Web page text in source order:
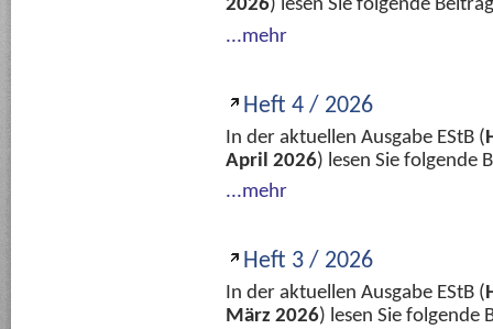
2026) lesen Sie folgende
...mehr
Heft 4 / 2026
In der aktuellen Ausgabe EStB (
April 2026) lesen Sie folgende
...mehr
Heft 3 / 2026
In der aktuellen Ausgabe EStB (
März 2026) lesen Sie folgende